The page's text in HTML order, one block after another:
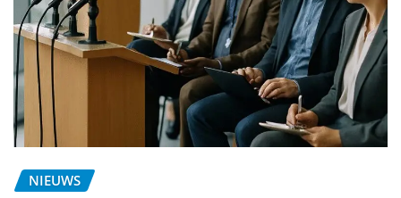
NIEUWS